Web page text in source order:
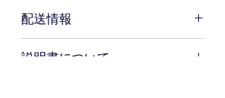
しております。初期不良による返品時
の送料は当店で負担いたします。
配送情報
円）。総額11,000円（税込）以上の場
説明書について